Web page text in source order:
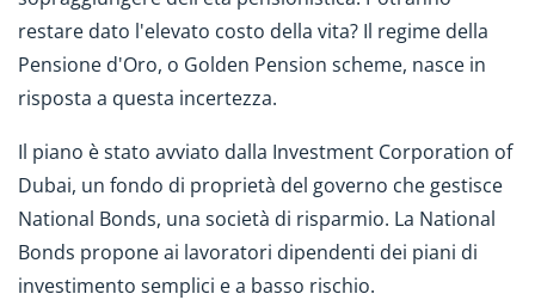
restare dato l'elevato costo della vita? Il regime della
Pensione d'Oro, o Golden Pension scheme, nasce in
risposta a questa incertezza.
Il piano è stato avviato dalla Investment Corporation of
Dubai, un fondo di proprietà del governo che gestisce
National Bonds, una società di risparmio. La National
Bonds propone ai lavoratori dipendenti dei piani di
investimento semplici e a basso rischio.